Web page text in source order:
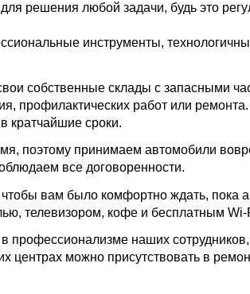
решения любой задачи, будь это
инструменты,
собственные склады с запасными
профилактических работ или ремонта.
кратчайшие сроки.
поэтому принимаем автомобили
все договоренности.
вам было комфортно ждать, пока
телевизором, кофе и бесплатным Wi-
профессионализме наших
центрах можно присутствовать в